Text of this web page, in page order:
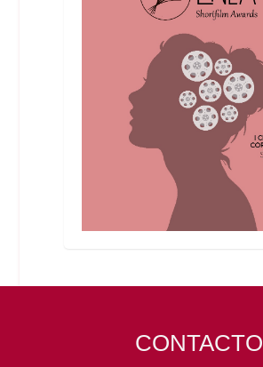
CONTACTO